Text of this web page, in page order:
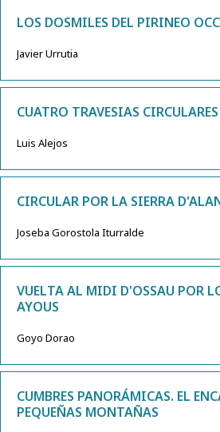
LOS DOSMILES DEL PIRINEO
Javier Urrutia
CUATRO TRAVESIAS
Luis Alejos
CIRCULAR POR LA SIERRA
Joseba Gorostola Iturralde
VUELTA AL MIDI D'OSSAU POR
AYOUS
Goyo Dorao
CUMBRES PANORÁMICAS. EL
PEQUEÑAS MONTAÑAS